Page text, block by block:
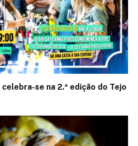
celebra-se na 2.ª edição do Tejo